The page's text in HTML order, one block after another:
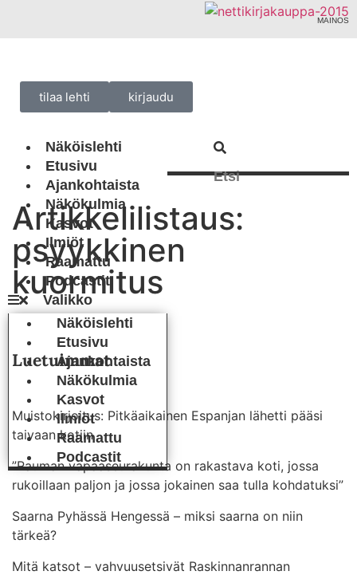
MAINOS
tilaa lehti kirjaudu
Näköislehti
Etusivu
Ajankohtaista
Näkökulmia
Kasvot
Ilmiöt
Raamattu
Podcastit
Näköislehti
Etusivu
Ajankohtaista
Näkökulmia
Kasvot
Ilmiöt
Raamattu
Podcastit
Artikkelilistaus:
psyykkinen
kuormitus
Luetuimmat
Muistokirjoitus: Pitkäaikainen Espanjan lähetti pääsi
taivaan kotiin
”Rauman vapaaseurakunta on rakastava koti, jossa
rukoillaan paljon ja jossa jokainen saa tulla kohdatuksi”
Saarna Pyhässä Hengessä – miksi saarna on niin
tärkeä?
Mitä katsot – vahvuusetsivät Raskinnanrannan